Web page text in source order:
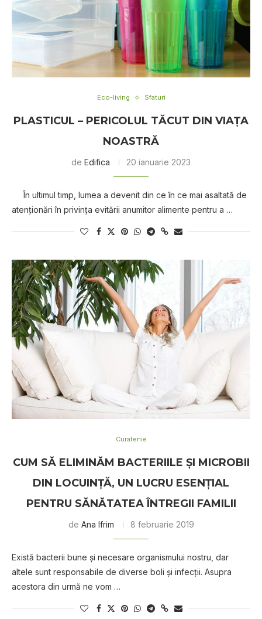
Eco-living Sfaturi
PLASTICUL – PERICOLUL TĂCUT DIN VIAŢA
NOASTRĂ
de Edifica 20 ianuarie 2023
În ultimul timp, lumea a devenit din ce în ce mai asaltată de
atenţionări în privinţa evitării anumitor alimente pentru a …
Curatenie
CUM SĂ ELIMINĂM BACTERIILE ŞI MICROBII
DIN LOCUINŢĂ, UN LUCRU ESENŢIAL
PENTRU SĂNĂTATEA ÎNTREGII FAMILII
de Ana Ifrim 8 februarie 2019
Există bacterii bune şi necesare organismului nostru, dar
altele sunt responsabile de diverse boli şi infecţii. Asupra
acestora din urmă ne vom …